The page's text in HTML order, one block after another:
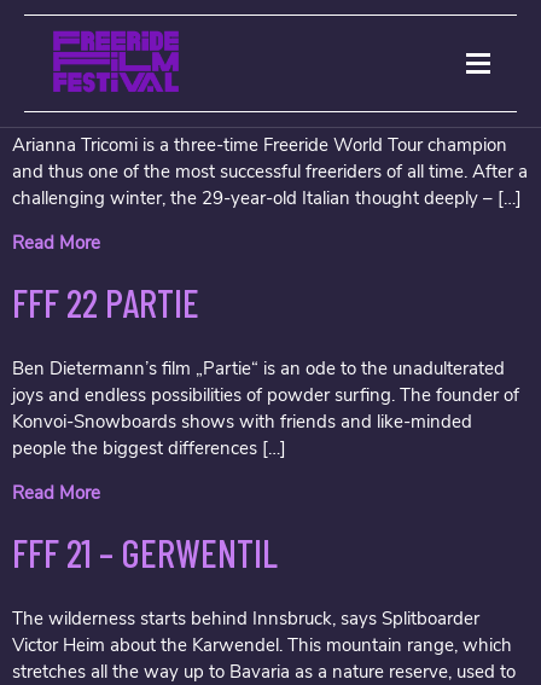
ARCHIVES:
FFF 23 NA VITA DE NËI
Arianna Tricomi is a three-time Freeride World Tour champion
and thus one of the most successful freeriders of all time. After a
challenging winter, the 29-year-old Italian thought deeply – […]
Read More
FFF 22 PARTIE
Ben Dietermann’s film „Partie“ is an ode to the unadulterated
joys and endless possibilities of powder surfing. The founder of
Konvoi-Snowboards shows with friends and like-minded
people the biggest differences […]
Read More
FFF 21 – GERWENTIL
The wilderness starts behind Innsbruck, says Splitboarder
Victor Heim about the Karwendel. This mountain range, which
stretches all the way up to Bavaria as a nature reserve, used to